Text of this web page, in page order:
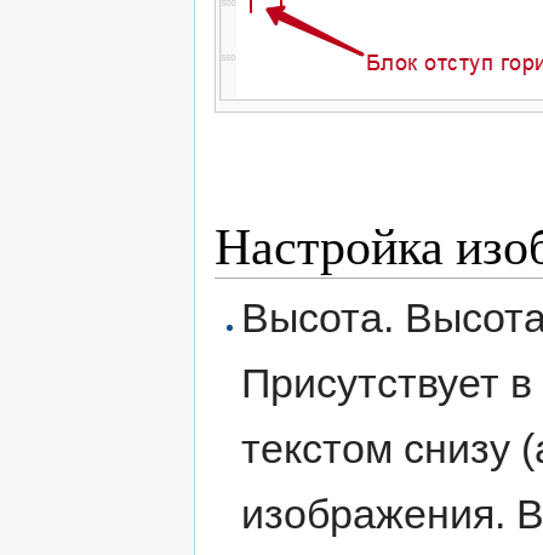
Настройка
Высота.
Присутствует
текстом снизу
изображения.